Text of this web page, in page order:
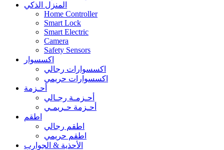
المنزل الذكي
Home Controller
Smart Lock
Smart Electric
Camera
Safety Sensors
اكسسوار
اكسسوارات رجالي
اكسسوارات حريمي
أحـزمة
أحـزمـة رجـالي
أحـزمة حـريمـي
اطقم
اطقم رجالي
اطقم حريمي
الأحذية & الجوارب